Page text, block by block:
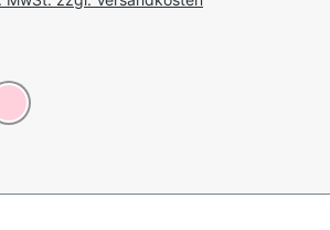
ist zurzeit nicht verfügbar.)
Rosa
öffnen, aktuell ausgewählt: